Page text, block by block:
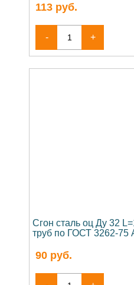
113 руб.
- +
Сгон сталь оц Ду 32
труб по ГОСТ 3262-75
90 руб.